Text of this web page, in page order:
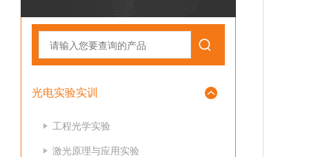
光电实验实训
工程光学实验
激光原理与应用实验